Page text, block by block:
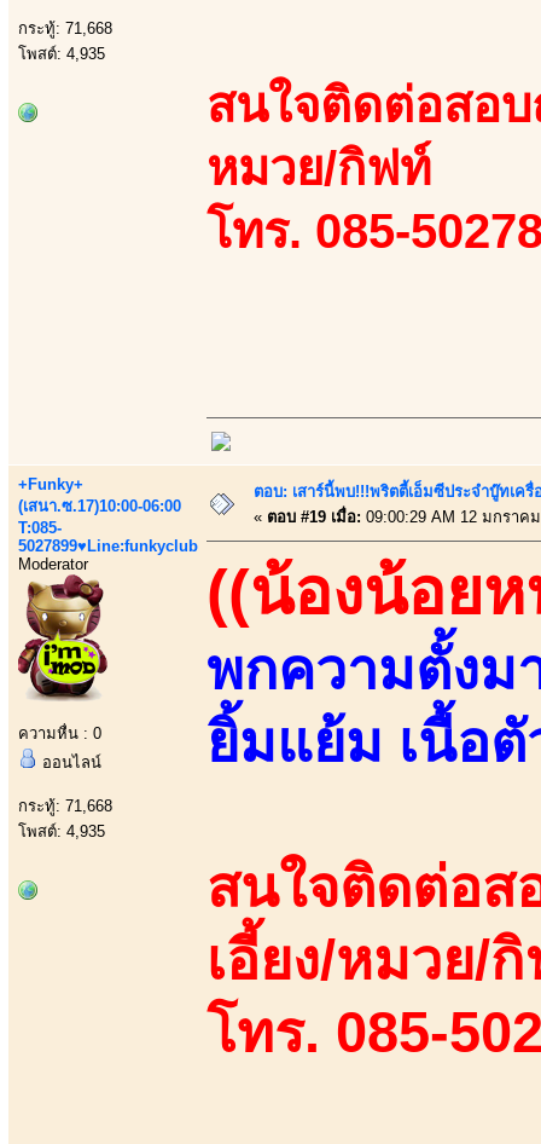
กระทู้: 71,668
โพสต์: 4,935
สนใจติดต่อสอบ
หมวย/กิฟท์
โทร. 085-
+Funky+
(เสนา.ซ.17)10:00-06:00
T:085-
5027899♥Line:funkyclub
Moderator
ความหื่น : 0
ออนไลน์
กระทู้: 71,668
โพสต์: 4,935
ตอบ: เสาร์นี้พบ!!!พริตตี้เอ็มซีประจำบู๊ทเค
« ตอบ #19 เมื่อ: 09:00:29 AM 12 มกราค
((น้องน้อย
พกความตั้งม
ยิ้มแย้ม เนื้อตั
สนใจติดต่อส
เอี้ยง/หมวย/
โทร. 085-